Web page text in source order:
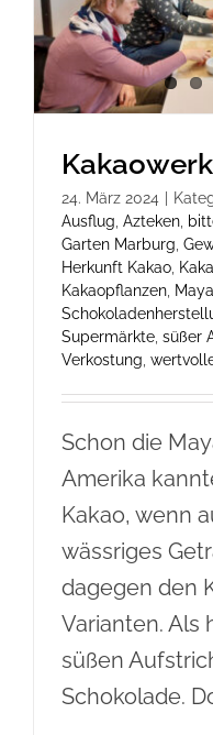
24. März 2024 |
Ausflug Azteken
Garten Marburg
Herkunft Kakao
Kakaopflanzen
Supermärkte süßer
Verkostung
Schon die
Amerika
Kakao, wenn
wässriges
dagegen den
Varianten. Als
süßen
Schokolade.